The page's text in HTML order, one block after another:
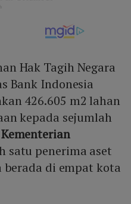
Hak Tagih Negara
Bank Indonesia
426.605 m2 lahan
kepada sejumlah
Kementerian
satu penerima aset
di empat kota